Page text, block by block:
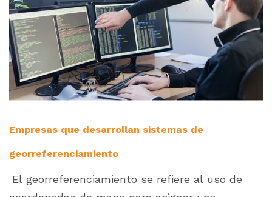
Empresas que desarrollan sistemas de
georreferenciamiento
El georreferenciamiento se refiere al uso de